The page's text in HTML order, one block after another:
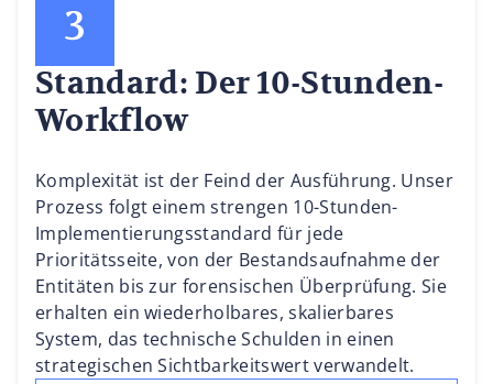
Standard: Der 10-Stunden-
Workflow
Komplexität ist der Feind der Ausführung. Unser
Prozess folgt einem strengen 10-Stunden-
Implementierungsstandard für jede
Prioritätsseite, von der Bestandsaufnahme der
Entitäten bis zur forensischen Überprüfung. Sie
erhalten ein wiederholbares, skalierbares
System, das technische Schulden in einen
strategischen Sichtbarkeitswert verwandelt.